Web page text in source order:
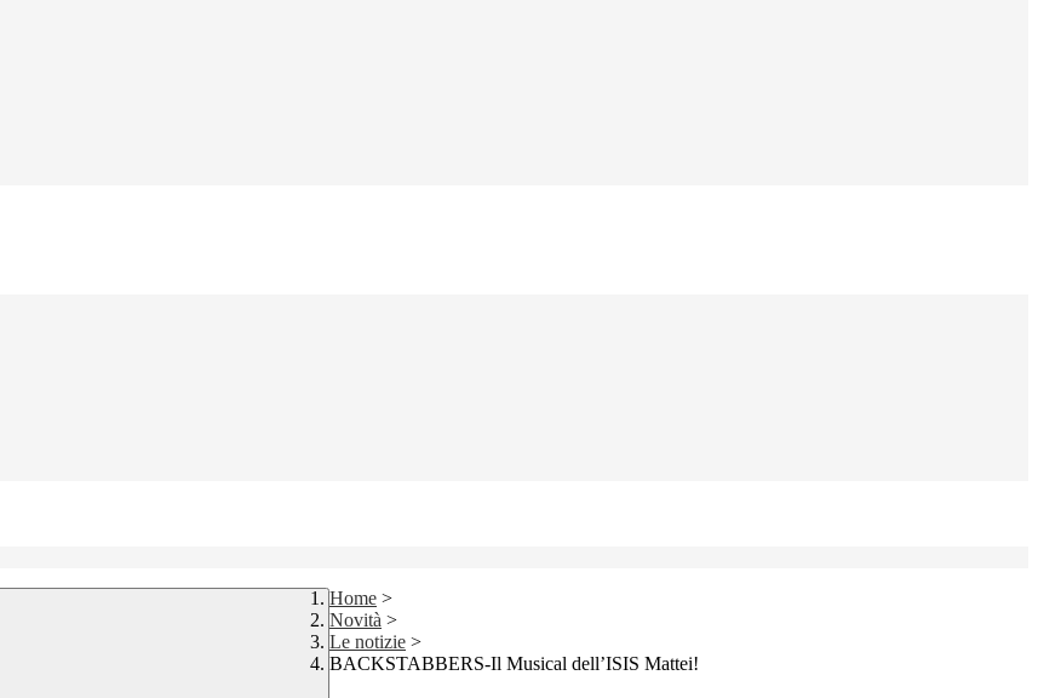
Home >
Novità >
Le notizie >
BACKSTABBERS-Il Musical dell’ISIS Mattei!